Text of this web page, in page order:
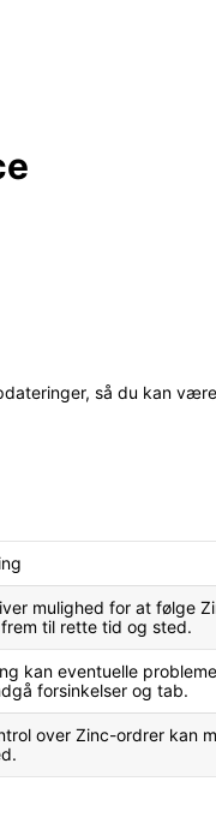
så du kan
mulighed for at følge
til rette tid og sted.
kan eventuelle
forsinkelser og tab.
over Zinc-ordrer kan